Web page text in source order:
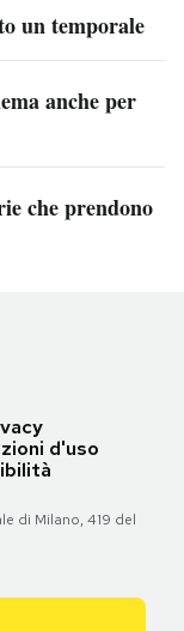
un temporale
anche per
che prendono
d'uso
di Milano, 419 del